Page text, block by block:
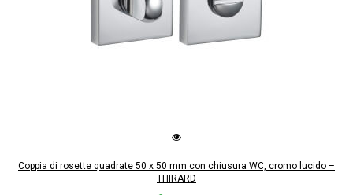
Coppia di rosette quadrate 50 x 50 mm con chiusura WC, cromo lucido –
THIRARD